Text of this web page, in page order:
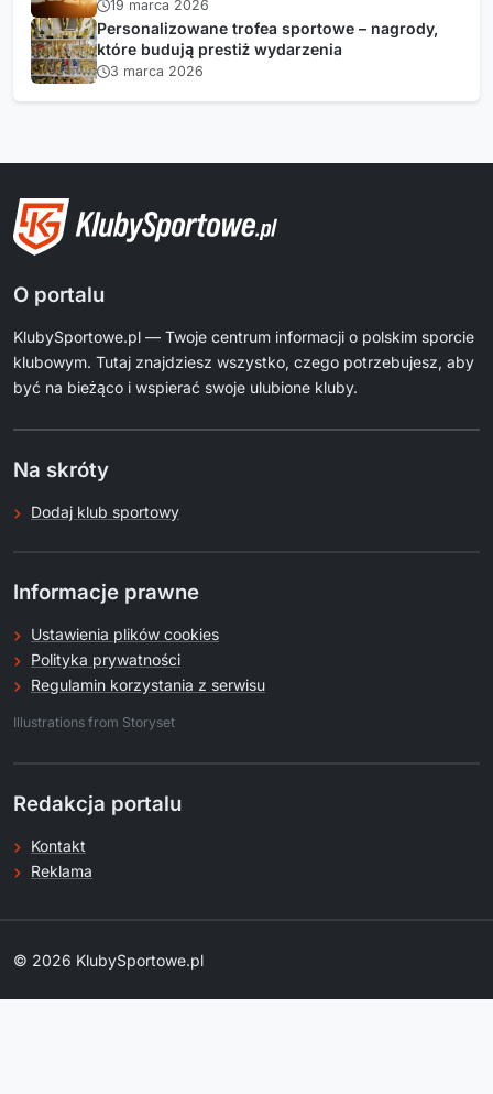
19 marca 2026
Personalizowane trofea sportowe – nagrody,
które budują prestiż wydarzenia
3 marca 2026
O portalu
KlubySportowe.pl — Twoje centrum informacji o polskim sporcie
klubowym. Tutaj znajdziesz wszystko, czego potrzebujesz, aby
być na bieżąco i wspierać swoje ulubione kluby.
Na skróty
Dodaj klub sportowy
Informacje prawne
Ustawienia plików cookies
Polityka prywatności
Regulamin korzystania z serwisu
Illustrations from Storyset
Redakcja portalu
Kontakt
Reklama
© 2026 KlubySportowe.pl